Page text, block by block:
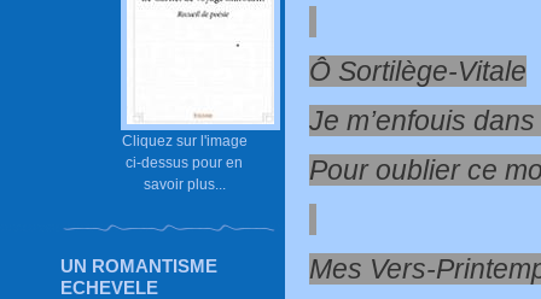
Cliquez sur l'image
ci-dessus pour en
savoir plus...
UN ROMANTISME
ECHEVELE
Ô Sortilège-Vitale
Je m’enfouis
Pour oublier ce
Mes Vers-